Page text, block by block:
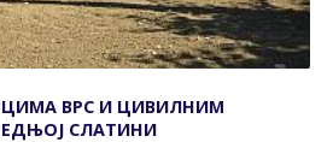
ВРС И ЦИВИЛНИМ
СЛАTИНИ